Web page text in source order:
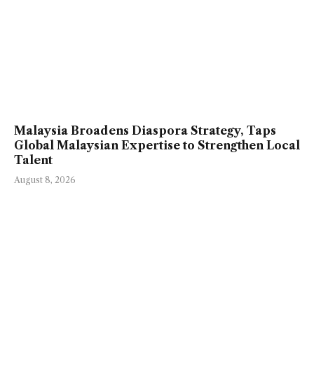
Malaysia Broadens Diaspora Strategy, Taps
Global Malaysian Expertise to Strengthen Local
Talent
August 8, 2026